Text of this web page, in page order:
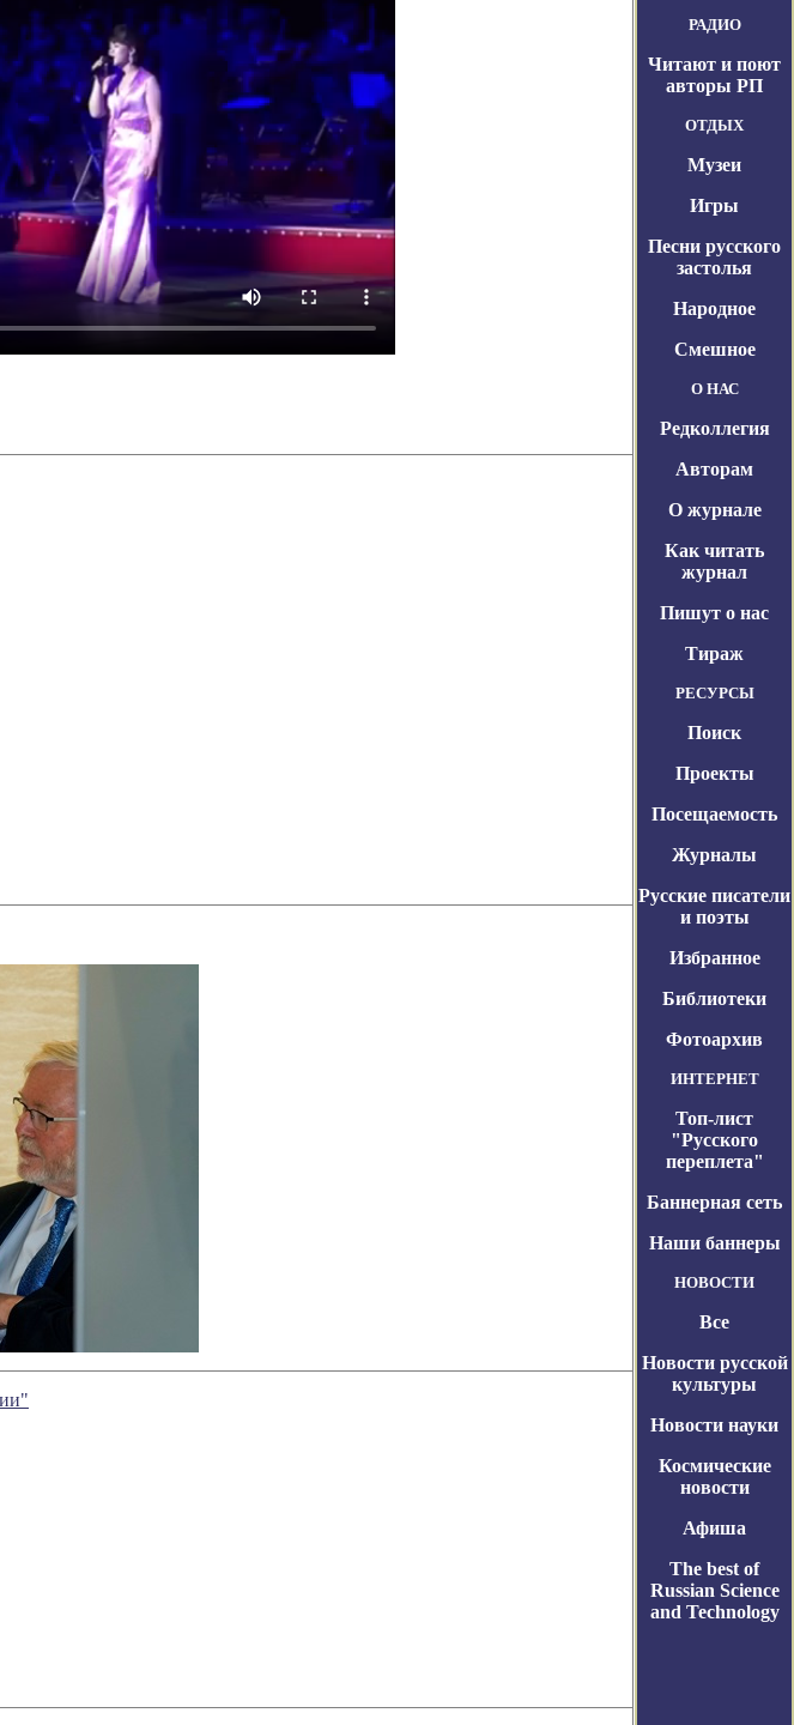
РАДИО
Читают и поют
авторы РП
ОТДЫХ
Музеи
Игры
Песни русского
застолья
Народное
Смешное
О НАС
Редколлегия
Авторам
О журнале
Как читать
журнал
Пишут о нас
Тираж
РЕСУРСЫ
Поиск
Проекты
Посещаемость
Журналы
Русские писатели
и поэты
Избранное
Библиотеки
Фотоархив
ИНТЕРНЕТ
Топ-лист
"Русского
переплета"
Баннерная сеть
Наши баннеры
НОВОСТИ
Все
Новости русской
культуры
Новости науки
Космические
новости
Афиша
The best of
Russian Science
and Technology